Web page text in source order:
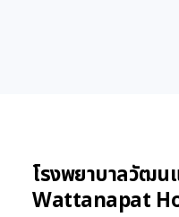
โรงพยาบาลวัฒ
Wattanapat